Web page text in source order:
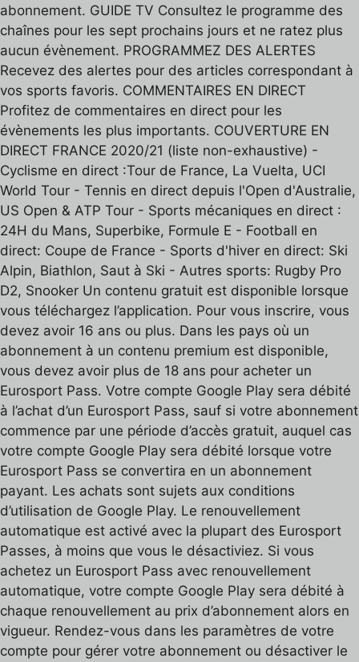
abonnement. GUIDE TV Consultez le programme des
chaînes pour les sept prochains jours et ne ratez plus
aucun évènement. PROGRAMMEZ DES ALERTES
Recevez des alertes pour des articles correspondant à
vos sports favoris. COMMENTAIRES EN DIRECT
Profitez de commentaires en direct pour les
évènements les plus importants. COUVERTURE EN
DIRECT FRANCE 2020/21 (liste non-exhaustive) -
Cyclisme en direct :Tour de France, La Vuelta, UCI
World Tour - Tennis en direct depuis l'Open d'Australie,
US Open & ATP Tour - Sports mécaniques en direct :
24H du Mans, Superbike, Formule E - Football en
direct: Coupe de France - Sports d'hiver en direct: Ski
Alpin, Biathlon, Saut à Ski - Autres sports: Rugby Pro
D2, Snooker Un contenu gratuit est disponible lorsque
vous téléchargez l’application. Pour vous inscrire, vous
devez avoir 16 ans ou plus. Dans les pays où un
abonnement à un contenu premium est disponible,
vous devez avoir plus de 18 ans pour acheter un
Eurosport Pass. Votre compte Google Play sera débité
à l’achat d’un Eurosport Pass, sauf si votre abonnement
commence par une période d’accès gratuit, auquel cas
votre compte Google Play sera débité lorsque votre
Eurosport Pass se convertira en un abonnement
payant. Les achats sont sujets aux conditions
d’utilisation de Google Play. Le renouvellement
automatique est activé avec la plupart des Eurosport
Passes, à moins que vous le désactiviez. Si vous
achetez un Eurosport Pass avec renouvellement
automatique, votre compte Google Play sera débité à
chaque renouvellement au prix d’abonnement alors en
vigueur. Rendez-vous dans les paramètres de votre
compte pour gérer votre abonnement ou désactiver le